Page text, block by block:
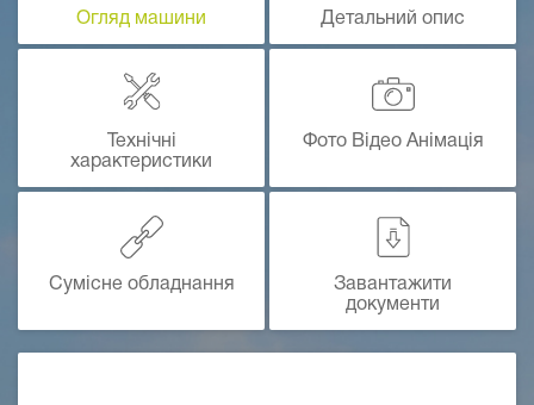
Огляд машини Детальний опис
Технічні
характеристики
Фото Відео Анімація
Сумісне обладнання
Завантажити
документи